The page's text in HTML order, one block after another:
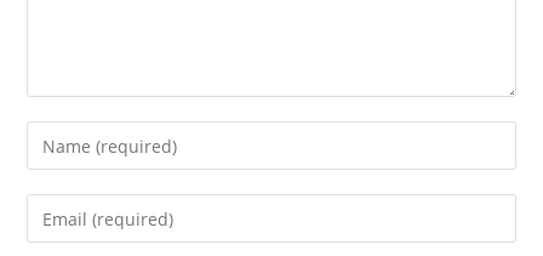
Enter
your
name
Enter
your